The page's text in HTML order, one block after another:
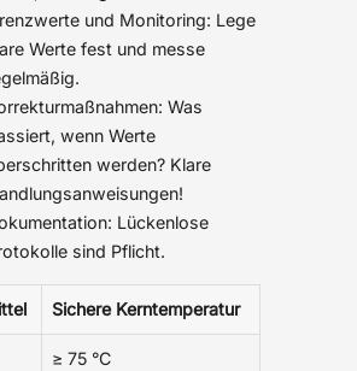
und Monitoring: Lege
Werte fest und messe
Was
wenn Werte
werden? Klare
Lückenlose
sind Pflicht.
Sichere Kerntemperatur
≥ 75 °C